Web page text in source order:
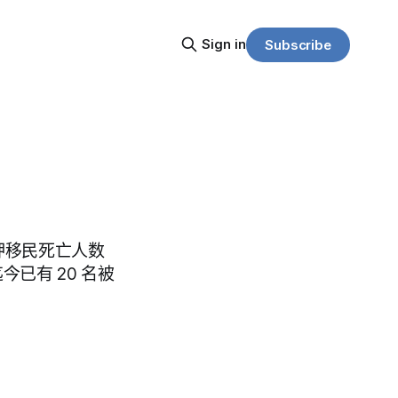
Sign in Subscribe
民死亡人数
已有 20 名被